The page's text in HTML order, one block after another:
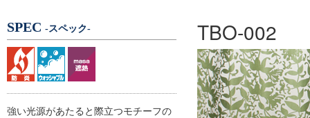
SPEC -スペック-
強い光源があたると際立つモチーフの
TBO-002